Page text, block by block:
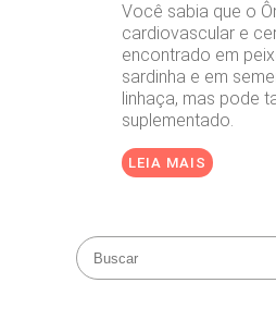
Você sabia que o
cardiovascular e
encontrado em
sardinha e em
linhaça, mas pode
suplementado.
LEIA MAIS